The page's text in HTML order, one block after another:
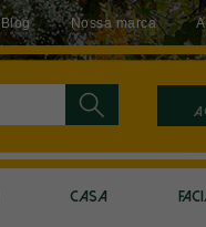
Blog Nossa marca
CASA